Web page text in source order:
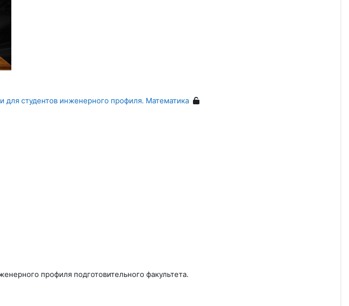
для студентов инженерного профиля. Математика
профиля подготовительного факультета.